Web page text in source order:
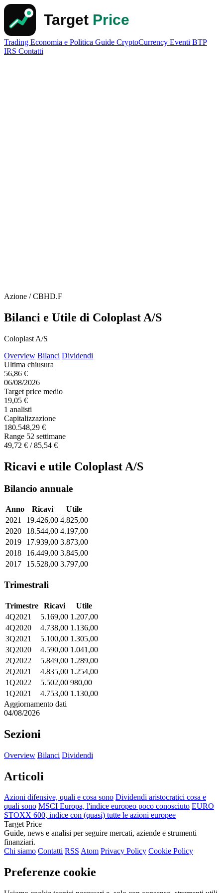
Trading Economia e Politica Guide CryptoCurrency Eventi BTP
IRS Contatti
Azione / CBHD.F
Bilanci e Utile di Coloplast A/S
Coloplast A/S
Overview Bilanci Dividendi
Ultima chiusura
56,86 €
06/08/2026
Target price medio
19,05 €
1 analisti
Capitalizzazione
180.548,29 €
Range 52 settimane
49,72 € / 85,54 €
Ricavi e utile Coloplast A/S
Bilancio annuale
Anno Ricavi
Utile
2021
19.426,00 4.825,00
2020
18.544,00 4.197,00
2019
17.939,00 3.873,00
2018
16.449,00 3.845,00
2017
15.528,00 3.797,00
Trimestrali
Trimestre Ricavi
Utile
4Q2021
5.169,00 1.207,00
4Q2020
4.738,00 1.136,00
3Q2021
5.100,00 1.305,00
3Q2020
4.590,00 1.041,00
2Q2022
5.849,00 1.289,00
2Q2021
4.835,00 1.254,00
1Q2022
5.502,00 980,00
1Q2021
4.753,00 1.130,00
Aggiornamento dati
04/08/2026
Sezioni
Overview Bilanci Dividendi
Articoli
Azioni difensive, quali e cosa sono Dividendi aristocratici cosa e
quali sono MSCI Europa, l'indice europeo poco conosciuto EURO
STOXX 600, indice con (quasi) tutte le azioni europee
Target Price
Guide, news e analisi per seguire mercati, aziende e strumenti
finanziari.
Chi siamo Contatti RSS Atom Privacy Policy Cookie Policy
Preferenze cookie